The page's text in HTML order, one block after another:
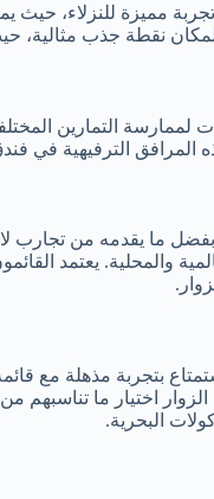
مميزة للنزلاء، حيث
نقطة جذب مثالية،
التمارين
المرافق الترفيهية في
بفضل ما يقدمه من
والمحلية. يعتمد
بتجربة مذهلة مع
اختيار ما تناسبهم
البحرية.